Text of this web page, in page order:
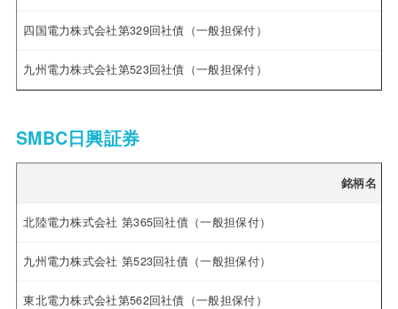
四国電力株式会社第329回社債（一般担保付）
九州電力株式会社第523回社債（一般担保付）
SMBC日興証券
銘柄名
北陸電力株式会社 第365回社債（一般担保付）
九州電力株式会社 第523回社債（一般担保付）
東北電力株式会社第562回社債（一般担保付）